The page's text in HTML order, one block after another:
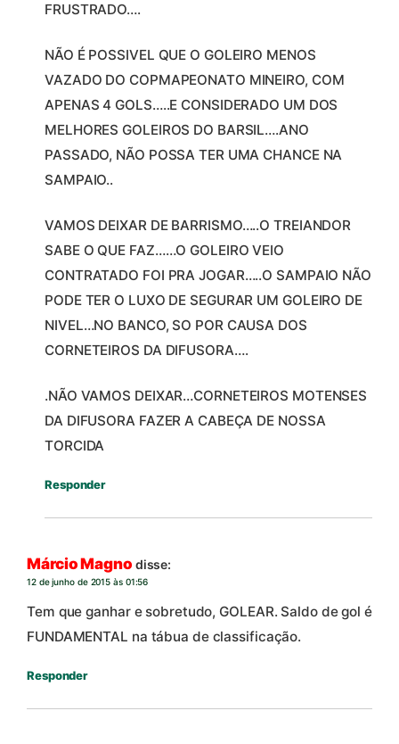
FRUSTRADO….
NÃO É POSSIVEL QUE O GOLEIRO MENOS
VAZADO DO COPMAPEONATO MINEIRO, COM
APENAS 4 GOLS…..E CONSIDERADO UM DOS
MELHORES GOLEIROS DO BARSIL….ANO
PASSADO, NÃO POSSA TER UMA CHANCE NA
SAMPAIO..
VAMOS DEIXAR DE BARRISMO…..O TREIANDOR
SABE O QUE FAZ……O GOLEIRO VEIO
CONTRATADO FOI PRA JOGAR…..O SAMPAIO NÃO
PODE TER O LUXO DE SEGURAR UM GOLEIRO DE
NIVEL…NO BANCO, SO POR CAUSA DOS
CORNETEIROS DA DIFUSORA….
.NÃO VAMOS DEIXAR…CORNETEIROS MOTENSES
DA DIFUSORA FAZER A CABEÇA DE NOSSA
TORCIDA
Responder
Márcio Magno disse:
12 de junho de 2015 às 01:56
Tem que ganhar e sobretudo, GOLEAR. Saldo de gol é
FUNDAMENTAL na tábua de classificação.
Responder